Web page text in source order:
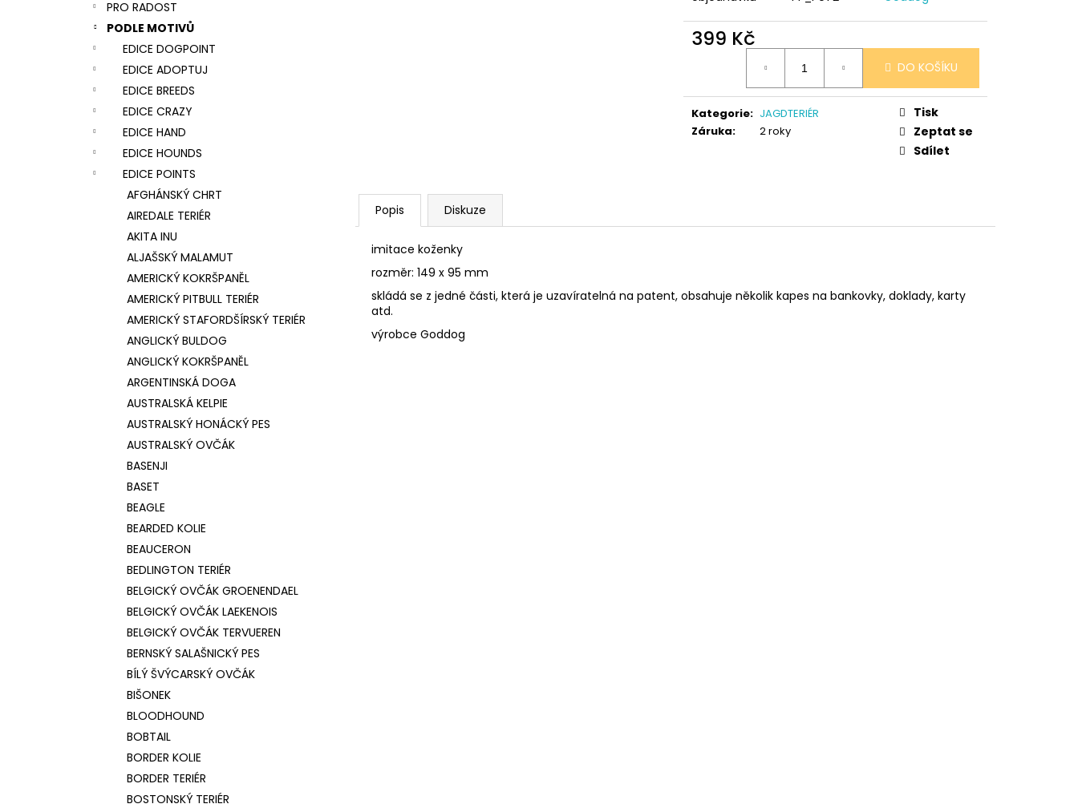
PRO RADOST
PODLE MOTIVŮ
EDICE DOGPOINT
EDICE ADOPTUJ
EDICE BREEDS
EDICE CRAZY
EDICE HAND
EDICE HOUNDS
EDICE POINTS
AFGHÁNSKÝ CHRT
AIREDALE TERIÉR
AKITA INU
ALJAŠSKÝ MALAMUT
AMERICKÝ KOKRŠPANĚL
AMERICKÝ PITBULL TERIÉR
AMERICKÝ STAFORDŠÍRSKÝ TERIÉR
ANGLICKÝ BULDOG
ANGLICKÝ KOKRŠPANĚL
ARGENTINSKÁ DOGA
AUSTRALSKÁ KELPIE
AUSTRALSKÝ HONÁCKÝ PES
AUSTRALSKÝ OVČÁK
BASENJI
BASET
BEAGLE
BEARDED KOLIE
BEAUCERON
BEDLINGTON TERIÉR
BELGICKÝ OVČÁK GROENENDAEL
BELGICKÝ OVČÁK LAEKENOIS
BELGICKÝ OVČÁK TERVUEREN
BERNSKÝ SALAŠNICKÝ PES
BÍLÝ ŠVÝCARSKÝ OVČÁK
BIŠONEK
BLOODHOUND
BOBTAIL
BORDER KOLIE
BORDER TERIÉR
BOSTONSKÝ TERIÉR
399 Kč
DO KOŠÍKU
Kategorie: JAGDTERIÉR
Záruka: 2 roky
Tisk
Zeptat se
Sdílet
Popis Diskuze
imitace koženky
rozměr: 149 x 95 mm
skládá se z jedné části, která je uzavíratelná na patent, obsahuje několik kapes na bankovky, doklady, karty
atd.
výrobce Goddog
NÁRAMEK TLAPKA - ČERNÁ
159 Kč
SÓJOVÁ SVÍČKA V PORCELÁNU RŮŽE